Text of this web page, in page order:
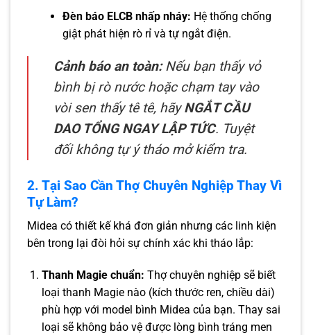
Đèn báo ELCB nhấp nháy: Hệ thống chống
giật phát hiện rò rỉ và tự ngắt điện.
Cảnh báo an toàn:Nếu bạn thấy vỏ
bình bị rò nước hoặc chạm tay vào
vòi sen thấy tê tê, hãyNGẮT CẦU
DAO TỔNG NGAY LẬP TỨC. Tuyệt
đối không tự ý tháo mở kiểm tra.
2. Tại Sao Cần Thợ Chuyên Nghiệp Thay Vì
Tự Làm?
Midea có thiết kế khá đơn giản nhưng các linh kiện
bên trong lại đòi hỏi sự chính xác khi tháo lắp:
Thanh Magie chuẩn: Thợ chuyên nghiệp sẽ biết
loại thanh Magie nào (kích thước ren, chiều dài)
phù hợp với model bình Midea của bạn. Thay sai
loại sẽ không bảo vệ được lòng bình tráng men